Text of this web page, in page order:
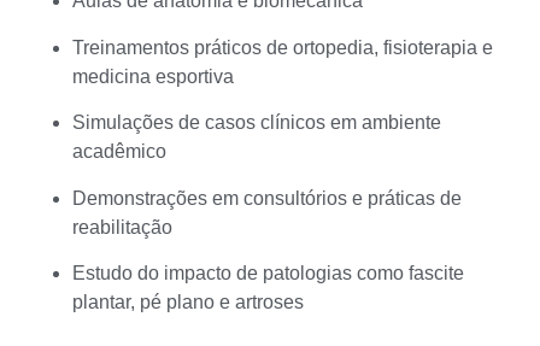
Treinamentos práticos de ortopedia, fisioterapia e
medicina esportiva
Simulações de casos clínicos em ambiente
acadêmico
Demonstrações em consultórios e práticas de
reabilitação
Estudo do impacto de patologias como fascite
plantar, pé plano e artroses